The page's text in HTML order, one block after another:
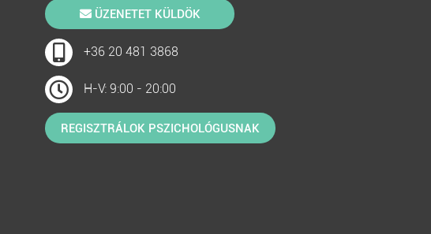
ÜZENETET KÜLDÖK
+36 20 481 3868
H-V: 9:00 - 20:00
REGISZTRÁLOK PSZICHOLÓGUSNAK